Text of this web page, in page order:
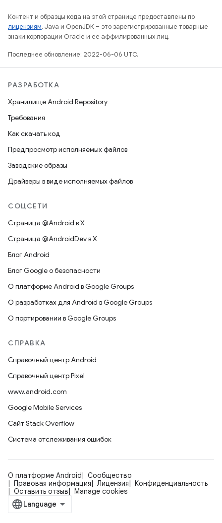
Контент и образцы кода на этой странице предоставлены по
лицензиям. Java и OpenJDK – это зарегистрированные товарные
знаки корпорации Oracle и ее аффилированных лиц.
Последнее обновление: 2022-06-06 UTC.
РАЗРАБОТКА
Хранилище Android Repository
Требования
Как скачать код
Предпросмотр исполняемых файлов
Заводские образы
Драйверы в виде исполняемых файлов
СОЦСЕТИ
Страница @Android в X
Страница @AndroidDev в X
Блог Android
Блог Google о безопасности
О платформе Android в Google Groups
О разработках для Android в Google Groups
О портировании в Google Groups
СПРАВКА
Справочный центр Android
Справочный центр Pixel
www.android.com
Google Mobile Services
Сайт Stack Overflow
Система отслеживания ошибок
О платформе Android
Сообщество
Правовая информация
Лицензия
Конфиденциальность
Оставить отзыв
Manage cookies